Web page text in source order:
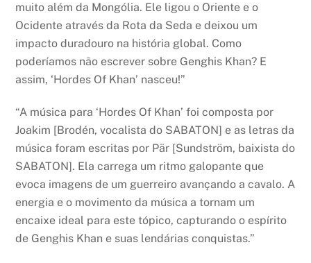
muito além da Mongólia. Ele ligou o Oriente e o
Ocidente através da Rota da Seda e deixou um
impacto duradouro na história global. Como
poderíamos não escrever sobre Genghis Khan? E
assim, ‘Hordes Of Khan’ nasceu!”
“A música para ‘Hordes Of Khan’ foi composta por
Joakim [Brodén, vocalista do SABATON] e as letras da
música foram escritas por Pär [Sundström, baixista do
SABATON]. Ela carrega um ritmo galopante que
evoca imagens de um guerreiro avançando a cavalo. A
energia e o movimento da música a tornam um
encaixe ideal para este tópico, capturando o espírito
de Genghis Khan e suas lendárias conquistas.”